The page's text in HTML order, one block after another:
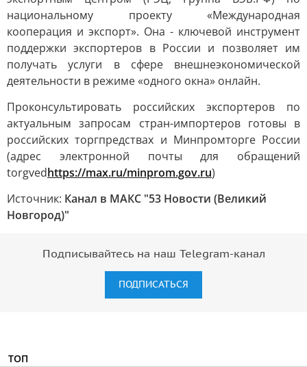
национальному проекту «Международная
кооперация и экспорт». Она - ключевой инструмент
поддержки экспортеров в России и позволяет им
получать услуги в сфере внешнеэкономической
деятельности в режиме «одного окна» онлайн.
Проконсультировать российских экспортеров по
актуальным запросам стран-импортеров готовы в
российских торгпредствах и Минпромторге России
(адрес электронной почты для обращений
torgvedhttps://max.ru/minprom.gov.ru)
Источник: Канал в МАКС "53 Новости (Великий
Новгород)"
Подписывайтесь на наш Telegram-канал
ПОДПИСАТЬСЯ
ТОП